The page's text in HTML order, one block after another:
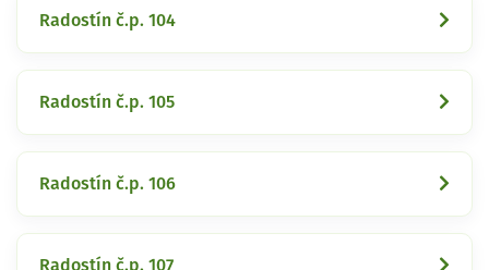
Radostín č.p. 104
Radostín č.p. 105
Radostín č.p. 106
Radostín č.p. 107